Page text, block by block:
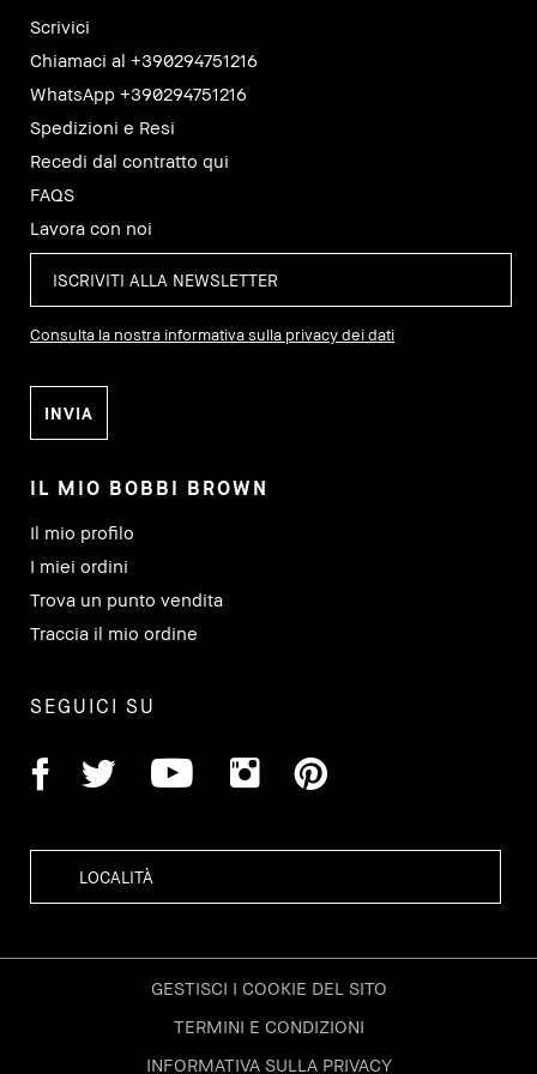
Scrivici
Chiamaci al +390294751216
WhatsApp +390294751216
Spedizioni e Resi
Recedi dal contratto qui
FAQS
Lavora con noi
Consulta la nostra informativa sulla privacy dei dati
IL MIO BOBBI BROWN
Il mio profilo
I miei ordini
Trova un punto vendita
Traccia il mio ordine
SEGUICI SU
GESTISCI I COOKIE DEL SITO
TERMINI E CONDIZIONI
INFORMATIVA SULLA PRIVACY